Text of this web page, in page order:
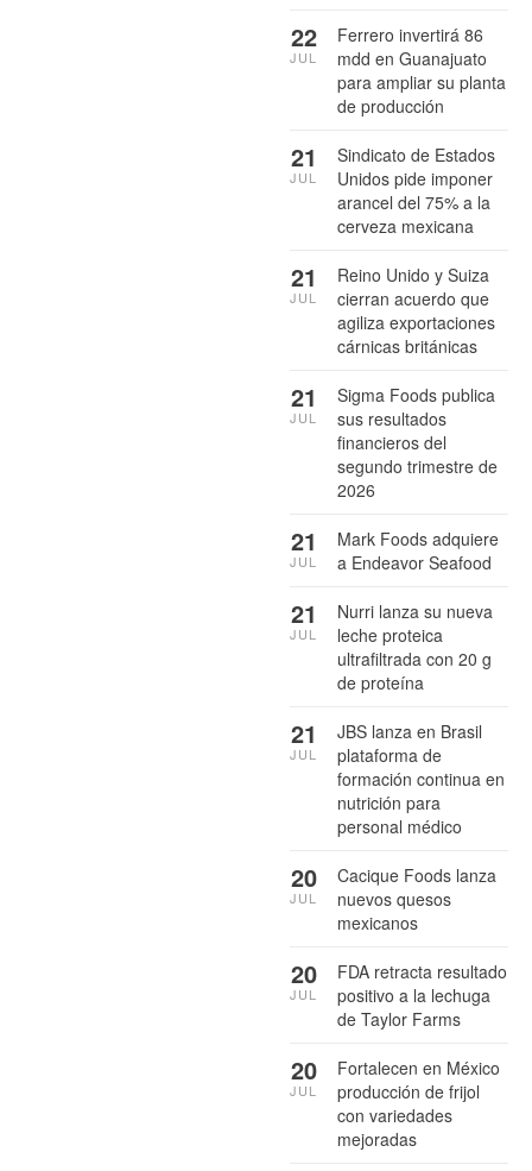
Ferrero invertirá 86
mdd en Guanajuato
para ampliar su planta
de producción
22
JUL
Sindicato de Estados
Unidos pide imponer
arancel del 75% a la
cerveza mexicana
21
JUL
Reino Unido y Suiza
cierran acuerdo que
agiliza exportaciones
cárnicas británicas
21
JUL
Sigma Foods publica
sus resultados
financieros del
segundo trimestre de
2026
21
JUL
Mark Foods adquiere
a Endeavor Seafood
21
JUL
Nurri lanza su nueva
leche proteica
ultrafiltrada con 20 g
de proteína
21
JUL
JBS lanza en Brasil
plataforma de
formación continua en
nutrición para
personal médico
21
JUL
Cacique Foods lanza
nuevos quesos
mexicanos
20
JUL
FDA retracta resultado
positivo a la lechuga
de Taylor Farms
20
JUL
Fortalecen en México
producción de frijol
con variedades
mejoradas
20
JUL